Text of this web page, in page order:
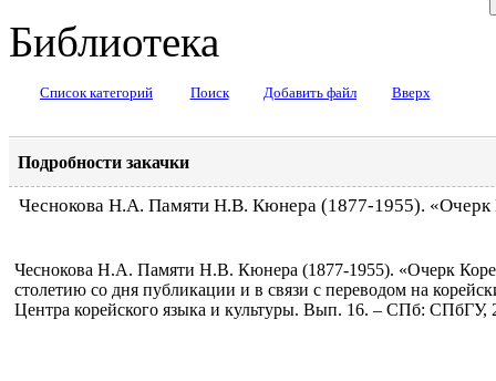
Библиотека
Список категорий Поиск Добавить файл Вверх
Подробности закачки
Чеснокова Н.А. Памяти Н.В. Кюнера (1877-1955). «Очерк
Чеснокова Н.А. Памяти Н.В. Кюнера (1877-1955). «Очерк
столетию со дня публикации и в связи с переводом на
Центра корейского языка и культуры. Вып. 16. – СПб: СПбГУ,